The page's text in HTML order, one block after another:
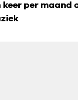
keer per maand